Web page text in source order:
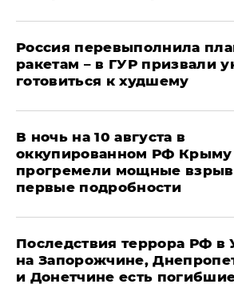
Россия перевыполнила
ракетам – в ГУР призвали
готовиться к худшему
В ночь на 10 августа в
оккупированном РФ Крыму
прогремели мощные
первые подробности
Последствия террора РФ в
на Запорожчине,
и Донетчине есть